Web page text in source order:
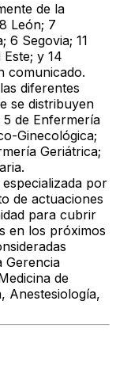
de la
León; 7
6 Segovia; 11
Este; y 14
comunicado.
diferentes
se distribuyen
de Enfermería
Ginecológica;
Geriátrica;
por
de actuaciones
para cubrir
en los próximos
Gerencia
de
Anestesiología,